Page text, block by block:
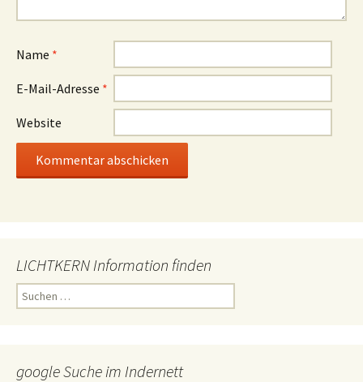
Name *
E-Mail-Adresse *
Website
LICHTKERN Information finden
Suchen
nach:
google Suche im Indernett